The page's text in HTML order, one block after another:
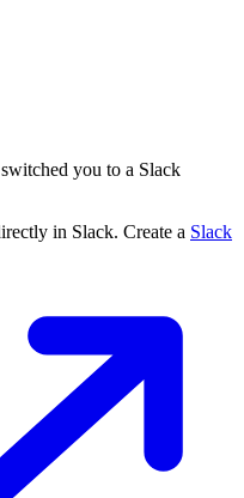
you to a Slack
in Slack. Create a Slack